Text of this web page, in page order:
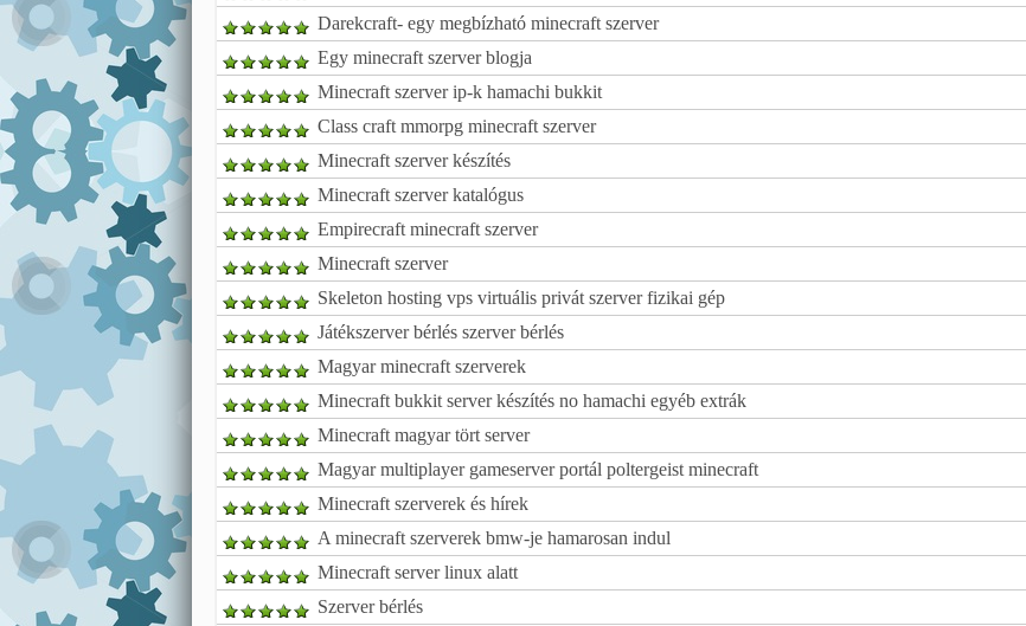
Darekcraft- egy megbízható minecraft szerver
Egy minecraft szerver blogja
Minecraft szerver ip-k hamachi bukkit
Class craft mmorpg minecraft szerver
Minecraft szerver készítés
Minecraft szerver katalógus
Empirecraft minecraft szerver
Minecraft szerver
Skeleton hosting vps virtuális privát szerver fizikai gép
Játékszerver bérlés szerver bérlés
Magyar minecraft szerverek
Minecraft bukkit server készítés no hamachi egyéb extrák
Minecraft magyar tört server
Magyar multiplayer gameserver portál poltergeist minecraft
Minecraft szerverek és hírek
A minecraft szerverek bmw-je hamarosan indul
Minecraft server linux alatt
Szerver bérlés